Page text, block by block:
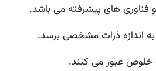
فناوری های پیشرفته می باشد.
اندازه ذرات مشخصی برسد.
خلوص عبور می کنند.